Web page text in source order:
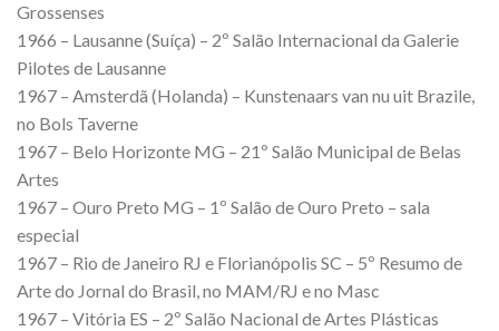
Grossenses
1966 – Lausanne (Suíça) – 2º Salão Internacional da Galerie
Pilotes de Lausanne
1967 – Amsterdã (Holanda) – Kunstenaars van nu uit Brazile,
no Bols Taverne
1967 – Belo Horizonte MG – 21º Salão Municipal de Belas
Artes
1967 – Ouro Preto MG – 1º Salão de Ouro Preto – sala
especial
1967 – Rio de Janeiro RJ e Florianópolis SC – 5º Resumo de
Arte do Jornal do Brasil, no MAM/RJ e no Masc
1967 – Vitória ES – 2º Salão Nacional de Artes Plásticas